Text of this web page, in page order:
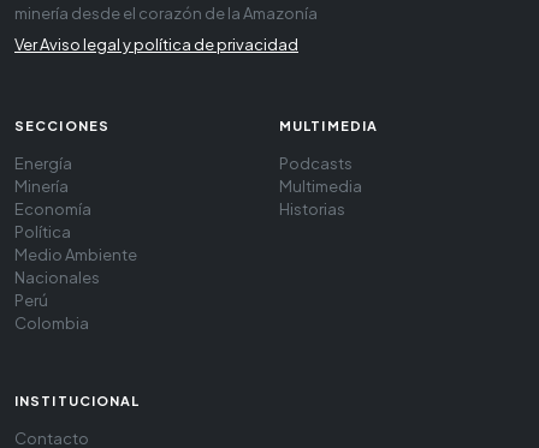
minería desde el corazón de la Amazonía
Ver Aviso legal y política de privacidad
SECCIONES
Energía
Minería
Economía
Política
Medio Ambiente
Nacionales
Perú
Colombia
MULTIMEDIA
Podcasts
Multimedia
Historias
INSTITUCIONAL
Contacto